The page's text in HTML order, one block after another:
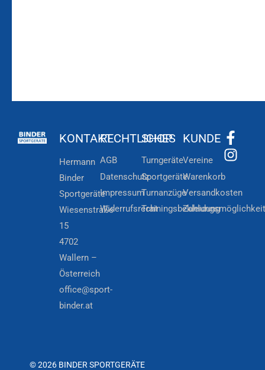
KONTAKT
Hermann
Binder
Sportgeräte
Wiesenstraße
15
4702
Wallern –
Österreich
office@sport-
binder.at
RECHTLICHES
AGB
Datenschutz
Impressum
Widerrufsrecht
SHOP
Turngeräte
Sportgeräte
Turnanzüge
Trainingsbekleidung
KUNDE
Vereine
Warenkorb
Versandkosten
© 2026 BINDER SPORTGERÄTE